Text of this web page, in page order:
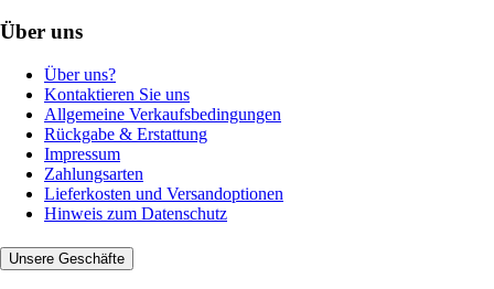
Über uns
Über uns?
Kontaktieren Sie uns
Allgemeine Verkaufsbedingungen
Rückgabe & Erstattung
Impressum
Zahlungsarten
Lieferkosten und Versandoptionen
Hinweis zum Datenschutz
Unsere Geschäfte